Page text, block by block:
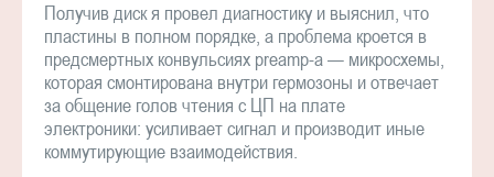
Получив диск я провел диагностику и выяснил, что
пластины в полном порядке, а проблема кроется в
предсмертных конвульсиях preamp-а — микросхемы,
которая смонтирована внутри гермозоны и отвечает
за общение голов чтения с ЦП на плате
электроники: усиливает сигнал и производит иные
коммутирующие взаимодействия.